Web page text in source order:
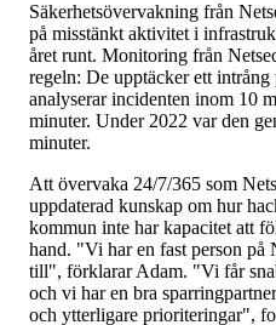
Säkerhetsövervakning från
på misstänkt aktivitet i
året runt. Monitoring från
regeln: De upptäcker ett
analyserar incidenten inom 10
minuter. Under 2022 var den
minuter.
Att övervaka 24/7/365 som
uppdaterad kunskap om hur
kommun inte har kapacitet att
hand. "Vi har en fast person på
till", förklarar Adam. "Vi får
och vi har en bra
och ytterligare prioriteringar",